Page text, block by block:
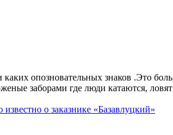
опозновательных знаков .Это
заборами где люди катаются,
о заказнике «Базавлуцкий»